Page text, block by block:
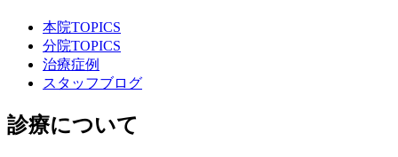
本院TOPICS
分院TOPICS
治療症例
スタッフブログ
診療について